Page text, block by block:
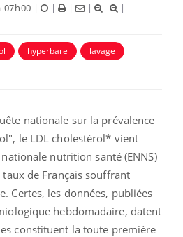
07h00 | | | |
|
hyperbare
lavage
nationale sur la prévalence
le LDL cholestérol* vient
nationale nutrition santé (ENNS)
de Français souffrant
Certes, les données, publiées
hebdomadaire, datent
constituent la toute première